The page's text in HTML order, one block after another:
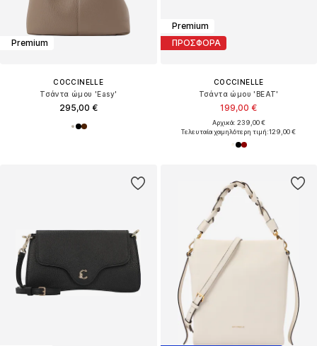
Premium
COCCINELLE
Τσάντα ώμου 'Easy'
295,00 €
Premium
ΠΡΟΣΦΟΡΑ
COCCINELLE
Τσάντα ώμου 'BEAT'
199,00 €
Αρχικά: 239,00 €
Τελευταία χαμηλότερη τιμή:129,00 €